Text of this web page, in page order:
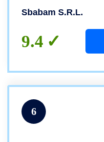
Sbabam S.r.l.
9.4
6